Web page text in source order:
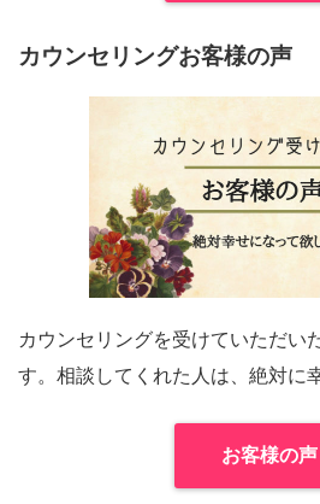
カウンセリングお客様の声
カウンセリングを受けていただい
す。相談してくれた人は、絶対に
お客様の声